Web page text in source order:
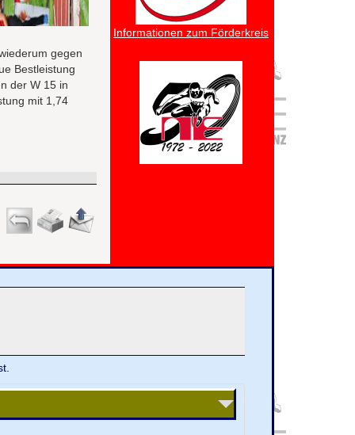
gegen
Bestleistung
der W 15 in
mit 1,74
Informationen zum Förderkreis